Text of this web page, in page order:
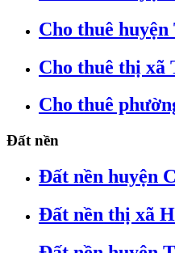
Cho thuê huyện
Cho thuê thị xã
Cho thuê
Đất nền
Đất nền huyện
Đất nền thị xã